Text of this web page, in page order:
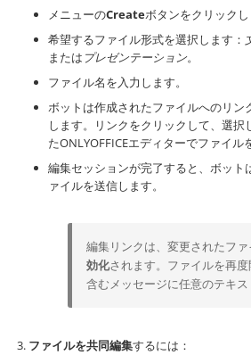
メニューのCreateボタンをクリックし
希望するファイル形式を選択します：
または プレゼンテーション。
ファイル名を入力します。
ボットは作成されたファイルへのリン
します。リンクをクリックして、選択
たONLYOFFICEエディターでファイル
編集セッションが完了すると、ボット
ァイルを送信します。
編集リンクは、変更されたフ
効化されます。ファイルを再
含むメッセージに任意のテキス
ファイルを共同編集するには：